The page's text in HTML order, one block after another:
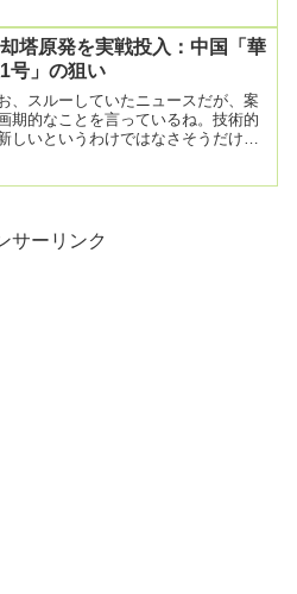
塔原発を実戦投入：中国「華
号」の狙い
、スルーしていたニュースだが、案
期的なことを言っているね。技術的
しいというわけではなさそうだけ
サーリンク